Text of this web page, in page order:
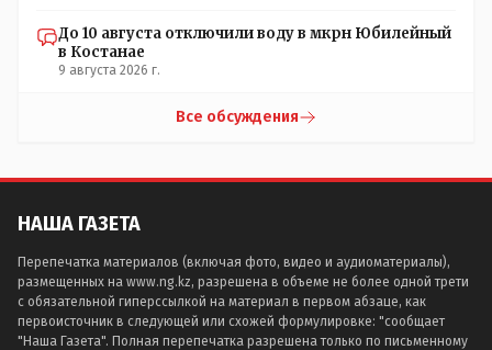
партнер
До 10 августа отключили воду в мкрн Юбилейный
в Костанае
9 августа 2026 г.
Все обсуждения
НАША ГАЗЕТА
Перепечатка материалов (включая фото, видео и аудиоматериалы),
размещенных на www.ng.kz, разрешена в объеме не более одной трети
с обязательной гиперссылкой на материал в первом абзаце, как
первоисточник в следующей или схожей формулировке: "сообщает
"Наша Газета". Полная перепечатка разрешена только по письменному